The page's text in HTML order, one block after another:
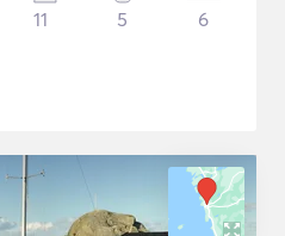
11 5 6